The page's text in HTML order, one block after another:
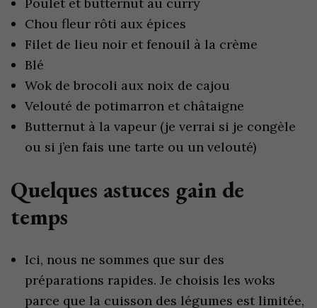
Poulet et butternut au curry
Chou fleur rôti aux épices
Filet de lieu noir et fenouil à la crème
Blé
Wok de brocoli aux noix de cajou
Velouté de potimarron et châtaigne
Butternut à la vapeur (je verrai si je congèle
ou si j’en fais une tarte ou un velouté)
Quelques astuces gain de
temps
Ici, nous ne sommes que sur des
préparations rapides. Je choisis les woks
parce que la cuisson des légumes est limitée,